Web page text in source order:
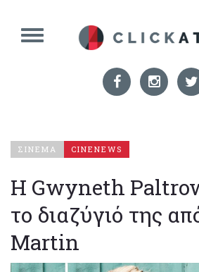
ΣΙΝΕΜΑ CINENEWS
H Gwyneth
το διαζύγιό της
Martin